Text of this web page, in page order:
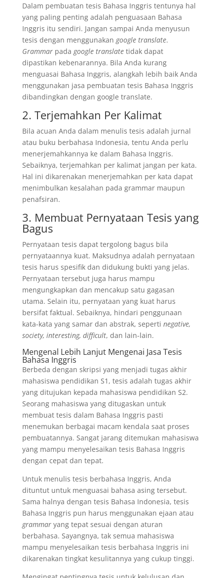
Dalam pembuatan tesis Bahasa Inggris tentunya hal
yang paling penting adalah penguasaan Bahasa
Inggris itu sendiri. Jangan sampai Anda menyusun
tesis dengan menggunakan google translate.
Grammarpada google translatetidak dapat
dipastikan kebenarannya. Bila Anda kurang
menguasai Bahasa Inggris, alangkah lebih baik Anda
menggunakan jasa pembuatan tesis Bahasa Inggris
dibandingkan dengan google translate.
2. Terjemahkan Per Kalimat
Bila acuan Anda dalam menulis tesis adalah jurnal
atau buku berbahasa Indonesia, tentu Anda perlu
menerjemahkannya ke dalam Bahasa Inggris.
Sebaiknya, terjemahkan per kalimat jangan per kata.
Hal ini dikarenakan menerjemahkan per kata dapat
menimbulkan kesalahan pada grammar maupun
penafsiran.
3. Membuat Pernyataan Tesis yang
Bagus
Pernyataan tesis dapat tergolong bagus bila
pernyataannya kuat. Maksudnya adalah pernyataan
tesis harus spesifik dan didukung bukti yang jelas.
Pernyataan tersebut juga harus mampu
mengungkapkan dan mencakup satu gagasan
utama. Selain itu, pernyataan yang kuat harus
bersifat faktual. Sebaiknya, hindari penggunaan
kata-kata yang samar dan abstrak, seperti negative,
society, interesting, difficult, dan lain-lain.
Mengenal Lebih Lanjut Mengenai Jasa Tesis
Bahasa Inggris
Berbeda dengan skripsi yang menjadi tugas akhir
mahasiswa pendidikan S1, tesis adalah tugas akhir
yang ditujukan kepada mahasiswa pendidikan S2.
Seorang mahasiswa yang ditugaskan untuk
membuat tesis dalam Bahasa Inggris pasti
menemukan berbagai macam kendala saat proses
pembuatannya. Sangat jarang ditemukan mahasiswa
yang mampu menyelesaikan tesis Bahasa Inggris
dengan cepat dan tepat.
Untuk menulis tesis berbahasa Inggris, Anda
dituntut untuk menguasai bahasa asing tersebut.
Sama halnya dengan tesis Bahasa Indonesia, tesis
Bahasa Inggris pun harus menggunakan ejaan atau
grammaryang tepat sesuai dengan aturan
berbahasa. Sayangnya, tak semua mahasiswa
mampu menyelesaikan tesis berbahasa Inggris ini
dikarenakan tingkat kesulitannya yang cukup tinggi.